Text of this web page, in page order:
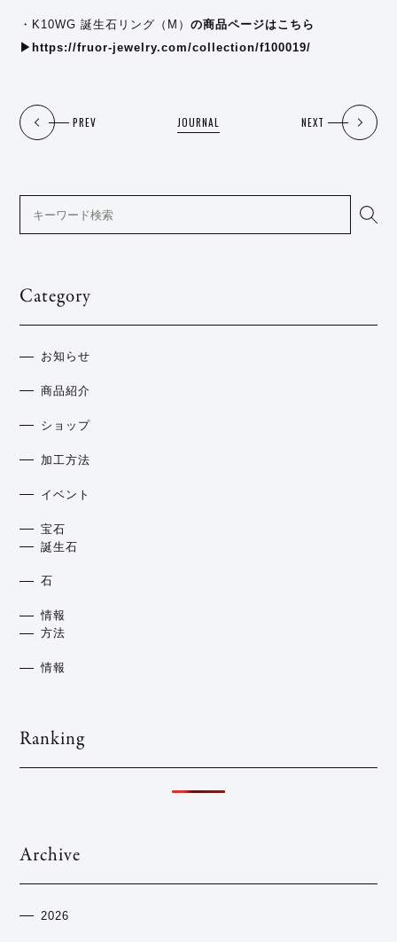
・K10WG 誕生石リング（M）の商品ページはこちら
▶︎ https://fruor-jewelry.com/collection/f100019/
PREV JOURNAL NEXT
Category
お知らせ
商品紹介
ショップ
加工方法
イベント
宝石
誕生石
石
情報
方法
情報
Ranking
Archive
2026